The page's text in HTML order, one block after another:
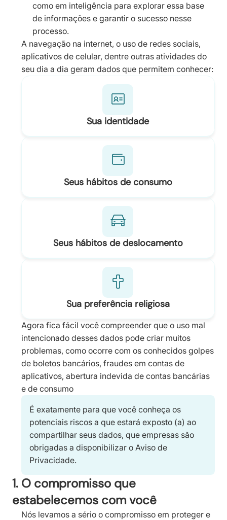
como em inteligência para explorar essa base
de informações e garantir o sucesso nesse
processo.
A navegação na internet, o uso de redes sociais,
aplicativos de celular, dentre outras atividades do
seu dia a dia geram dados que permitem conhecer:
Sua identidade
Seus hábitos de consumo
Seus hábitos de deslocamento
Sua preferência religiosa
Agora fica fácil você compreender que o uso mal
intencionado desses dados pode criar muitos
problemas, como ocorre com os conhecidos golpes
de boletos bancários, fraudes em contas de
aplicativos, abertura indevida de contas bancárias
e de consumo
É exatamente para que você conheça os
potenciais riscos a que estará exposto (a) ao
compartilhar seus dados, que empresas são
obrigadas a disponibilizar o Aviso de
Privacidade.
1. O compromisso que
estabelecemos com você
Nós levamos a sério o compromisso em proteger e